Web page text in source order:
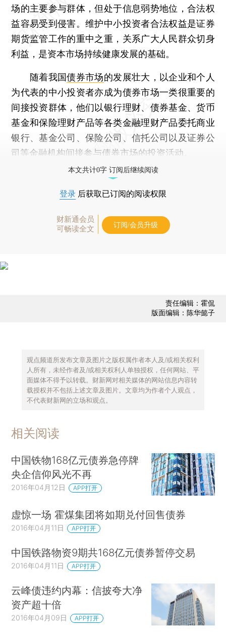
场的主要参与群体，但处于信息弱势地位，合法权
益容易受到侵害。维护中小投资者合法权益是证券
期货监管工作的重中之重，关系广大人民群众切身
利益，是资本市场持续健康发展的基础。
随着我国债券市场的发展壮大，以企业和个人
为代表的中小投资者亦成为债券市场一类很重要的
间接投资群体，他们以银行理财、债券基金、货币
基金和保险理财产品等各类金融理财产品委托商业
银行、基金公司、保险公司、信托公司以及证券公
司等金融机构间接参与债券市场的投资活动。
本文共计0字 订阅后继续阅读
登录 后获取已订阅的阅读权限
财新通会员
可畅读全文
订阅/会员升级
责任编辑：霍侃
版面编辑：陈华懿子
观点频道所发布文章及图片之版权属作者本人及/或相关权利
人所有，未经作者及/或相关权利人单独授权，任何网站、平
面媒体不得予以转载。财新网对相关媒体的网站信息内容转
载授权并不包括上述文章及图片。文章均为作者个人观点，
不代表财新网的立场和观点。
相关阅读
中国铁物168亿元债券急停牌
央企信仰风光不再
2016年04月12日 APP打开
虚惊一场 霍煤集团将如期兑付回售债券
2016年04月11日 APP打开
中国铁路物资9期共168亿元债券暂停交易
2016年04月11日 APP打开
云峰债违约内幕：信披夸大净
资产超十倍
2016年04月09日 APP打开